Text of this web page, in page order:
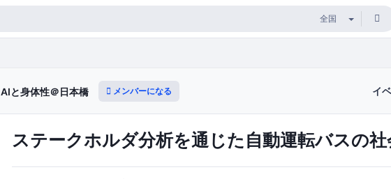
AIと身体性＠日本橋 メンバーになる イ
ステークホルダ分析を通じた自動運転バスの社